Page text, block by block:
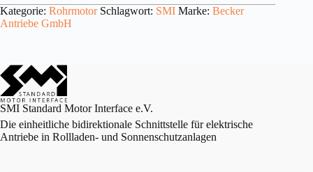
Kategorie: Rohrmotor Schlagwort: SMI Marke: Becker
Antriebe GmbH
SMI Standard Motor Interface e.V.
Die einheitliche bidirektionale Schnittstelle für elektrische
Antriebe in Rollladen- und Sonnenschutzanlagen